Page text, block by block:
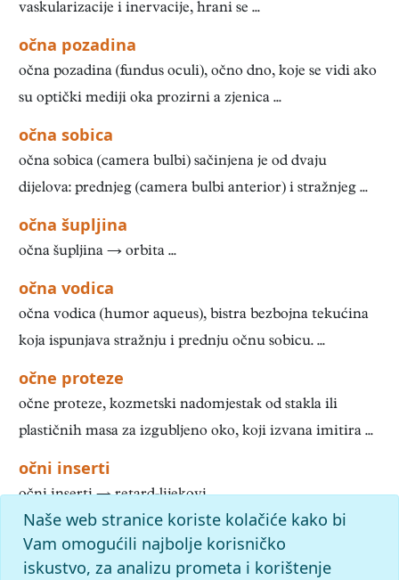
vaskularizacije i inervacije, hrani se ...
očna pozadina
očna pozadina (fundus oculi), očno dno, koje se vidi ako
su optički mediji oka prozirni a zjenica ...
očna sobica
očna sobica (camera bulbi) sačinjena je od dvaju
dijelova: prednjeg (camera bulbi anterior) i stražnjeg ...
očna šupljina
očna šupljina → orbita ...
očna vodica
očna vodica (humor aqueus), bistra bezbojna tekućina
koja ispunjava stražnju i prednju očnu sobicu. ...
očne proteze
očne proteze, kozmetski nadomjestak od stakla ili
plastičnih masa za izgubljeno oko, koji izvana imitira ...
očni inserti
očni inserti → retard-lijekovi ...
slovoo: pronađenih odgovora: 609; vrijeme izvršavanja
Naše web stranice koriste kolačiće kako bi
Vam omogućili najbolje korisničko
iskustvo, za analizu prometa i korištenje